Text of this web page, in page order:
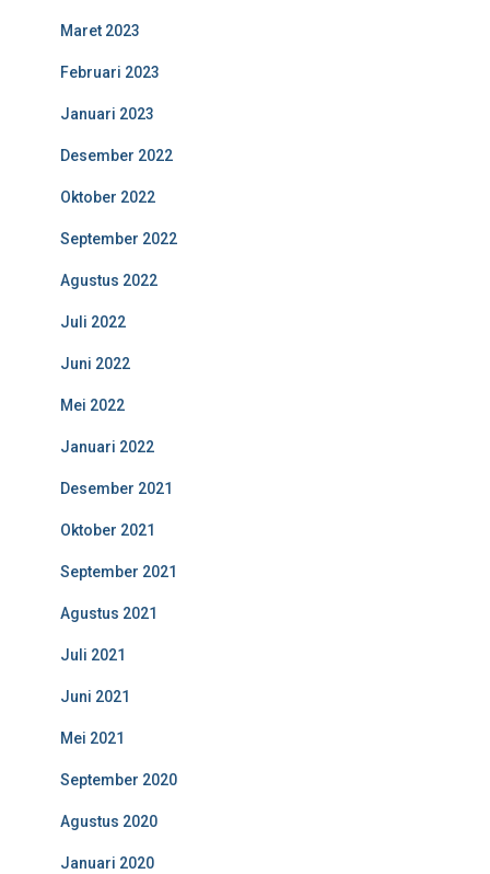
Maret 2023
Februari 2023
Januari 2023
Desember 2022
Oktober 2022
September 2022
Agustus 2022
Juli 2022
Juni 2022
Mei 2022
Januari 2022
Desember 2021
Oktober 2021
September 2021
Agustus 2021
Juli 2021
Juni 2021
Mei 2021
September 2020
Agustus 2020
Januari 2020